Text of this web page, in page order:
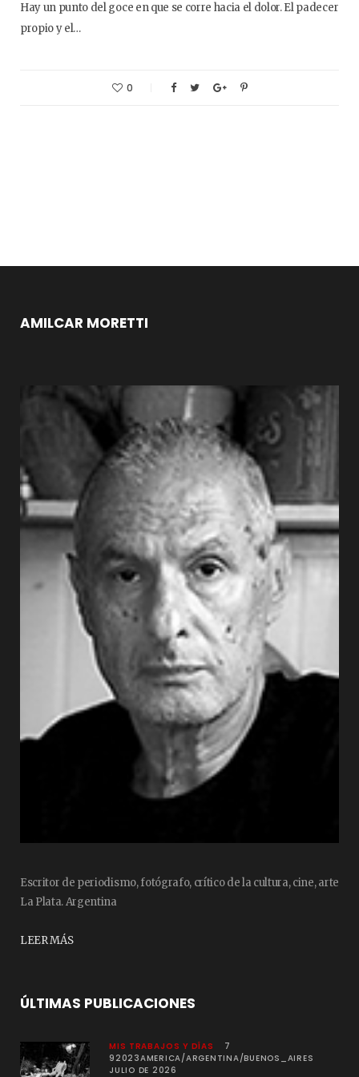
Hay un punto del goce en que se corre hacia el dolor. El padecer
propio y el…
0
AMILCAR MORETTI
Escritor de periodismo, fotógrafo, crítico de la cultura, cine, arte
La Plata. Argentina
LEER MÁS
ÚLTIMAS PUBLICACIONES
MIS TRABAJOS Y DÍAS
7
92023AMERICA/ARGENTINA/BUENOS_AIRES
JULIO DE 2026